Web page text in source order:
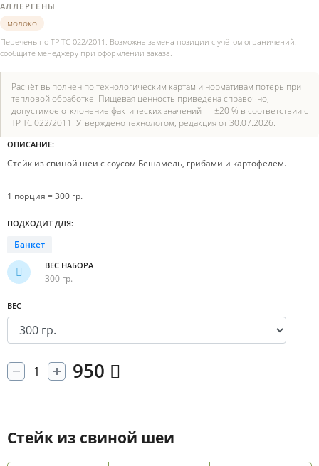
АЛЛЕРГЕНЫ
молоко
Перечень по ТР ТС 022/2011. Возможна замена позиции с учётом ограничений:
сообщите менеджеру при оформлении заказа.
Расчёт выполнен по технологическим картам и нормативам потерь при
тепловой обработке. Пищевая ценность приведена справочно;
допустимое отклонение фактических значений — ±20 % в соответствии с
ТР ТС 022/2011. Утверждено технологом, редакция от 30.07.2026.
Стейк из свиной шеи
ОПИСАНИЕ:
Стейк из свиной шеи с соусом Бешамель, грибами и картофелем.
1 порция = 300 гр.
ПОДХОДИТ ДЛЯ:
Банкет
ВЕС НАБОРА
300 гр.
ВЕС
950